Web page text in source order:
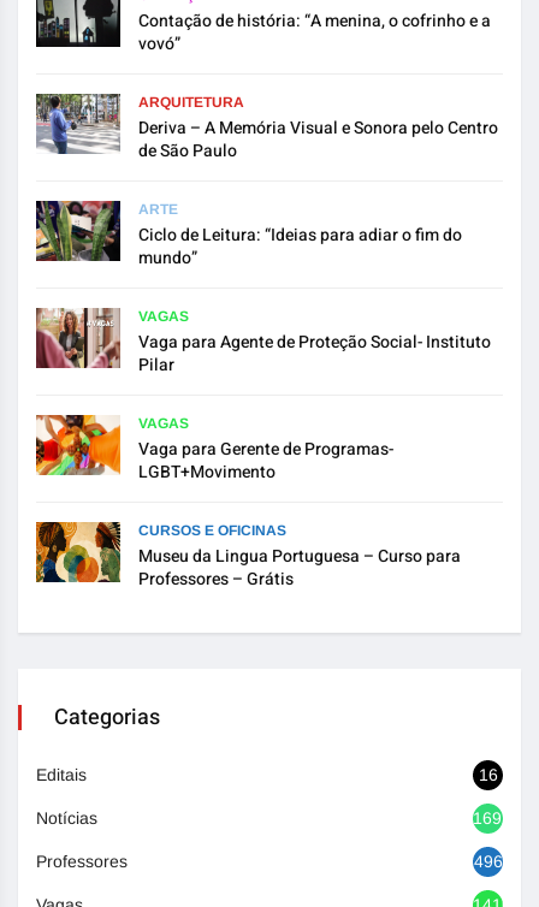
Contação de história: “A menina, o cofrinho e a
vovó”
ARQUITETURA
Deriva – A Memória Visual e Sonora pelo Centro
de São Paulo
ARTE
Ciclo de Leitura: “Ideias para adiar o fim do
mundo”
VAGAS
Vaga para Agente de Proteção Social- Instituto
Pilar
VAGAS
Vaga para Gerente de Programas-
LGBT+Movimento
CURSOS E OFICINAS
Museu da Lingua Portuguesa – Curso para
Professores – Grátis
Categorias
Editais 16
Notícias 1692
Professores 496